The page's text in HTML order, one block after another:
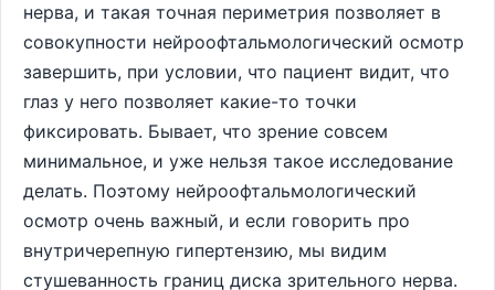
нерва, и такая точная периметрия позволяет в
совокупности нейроофтальмологический осмотр
завершить, при условии, что пациент видит, что
глаз у него позволяет какие-то точки
фиксировать. Бывает, что зрение совсем
минимальное, и уже нельзя такое исследование
делать. Поэтому нейроофтальмологический
осмотр очень важный, и если говорить про
внутричерепную гипертензию, мы видим
стушеванность границ диска зрительного нерва.